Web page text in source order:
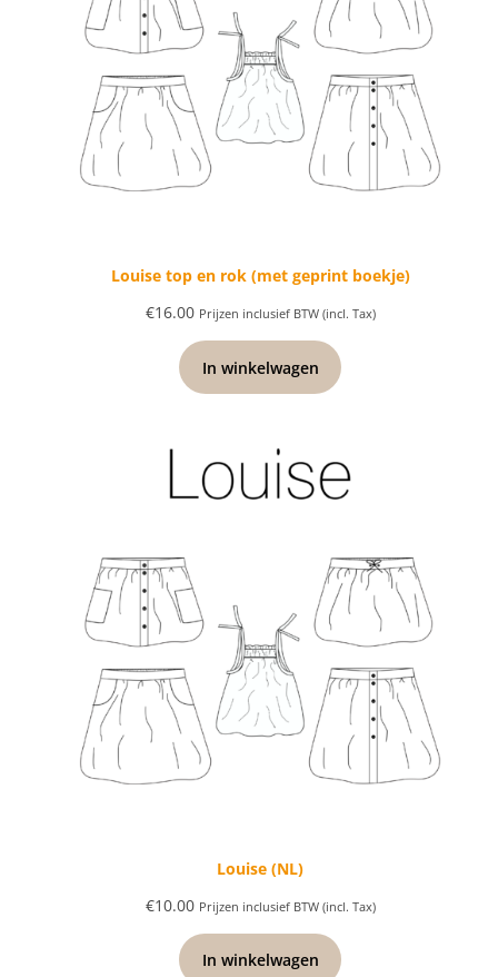
Louise top en rok (met geprint boekje)
€16.00 Prijzen inclusief BTW (incl. Tax)
In winkelwagen
Louise (NL)
€10.00 Prijzen inclusief BTW (incl. Tax)
In winkelwagen